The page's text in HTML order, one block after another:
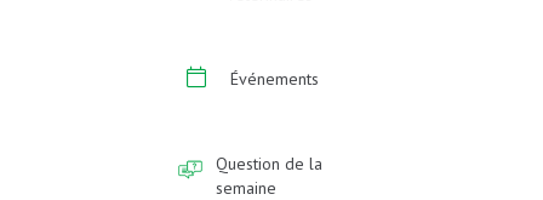
Événements
Question de la
semaine